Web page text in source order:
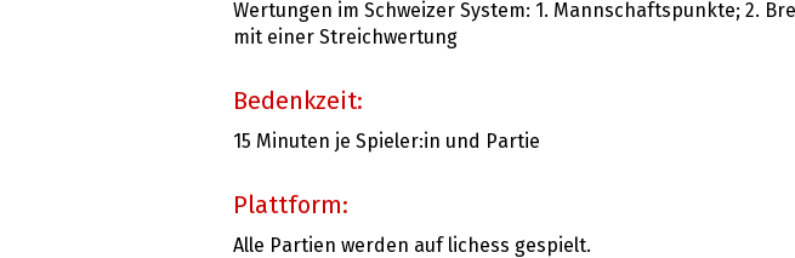
Wertungen im Schweizer System: 1. Mannschaftspunkte; 2.
mit einer Streichwertung
Bedenkzeit:
15 Minuten je Spieler:in und Partie
Plattform:
Alle Partien werden auf lichess gespielt.